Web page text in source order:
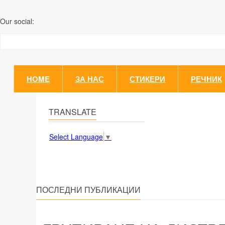
Our social:
HOME ЗА НАС СТИКЕРИ РЕЧНИК
TRANSLATE
Select Language ▼
ПОСЛЕДНИ ПУБЛИКАЦИИ